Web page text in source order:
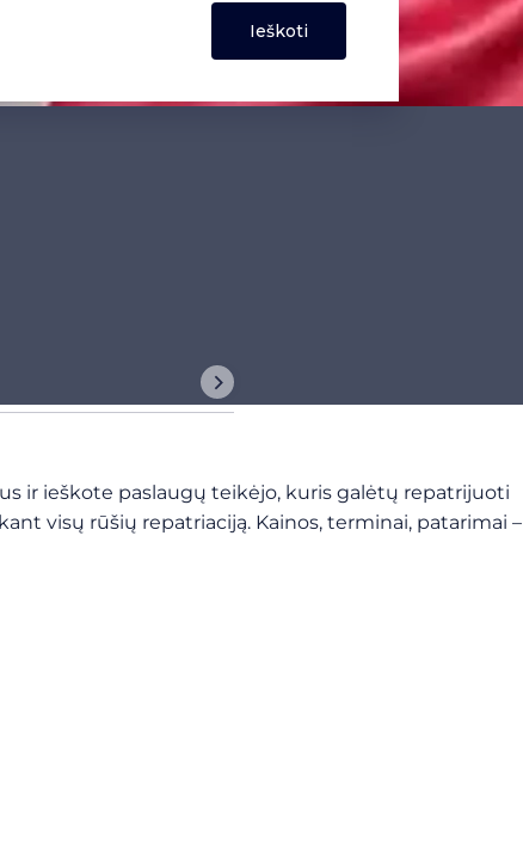
ir ieškote paslaugų teikėjo, kuris galėtų repatrijuoti
visų rūšių repatriaciją. Kainos, terminai, patarimai –